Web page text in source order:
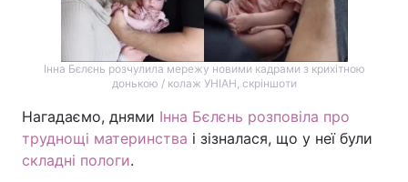
Інна Бєлєнь розчулила мережу новими кадрами з крихітною
донькою / колаж УНІАН, скріншоти
Нагадаємо, днями Інна Бєлєнь розповіла про
труднощі материнства і зізналася, що у неї були
складні пологи.